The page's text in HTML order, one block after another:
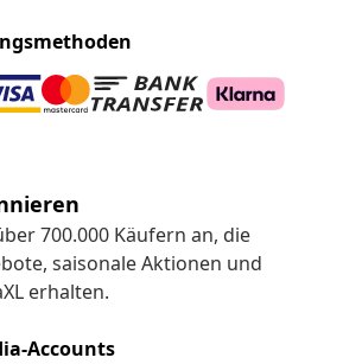
700.000 Käufern an, die
saisonale Aktionen und
erhalten.
Accounts